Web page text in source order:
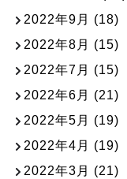
2022年9月 (18)
2022年8月 (15)
2022年7月 (15)
2022年6月 (21)
2022年5月 (19)
2022年4月 (19)
2022年3月 (21)